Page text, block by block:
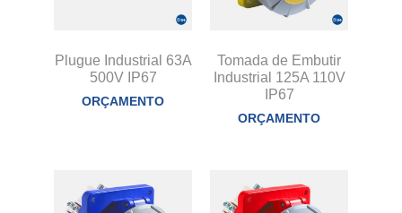
Plugue Industrial 63A
500V IP67
ORÇAMENTO
Tomada de Embutir
Industrial 125A 110V
IP67
ORÇAMENTO